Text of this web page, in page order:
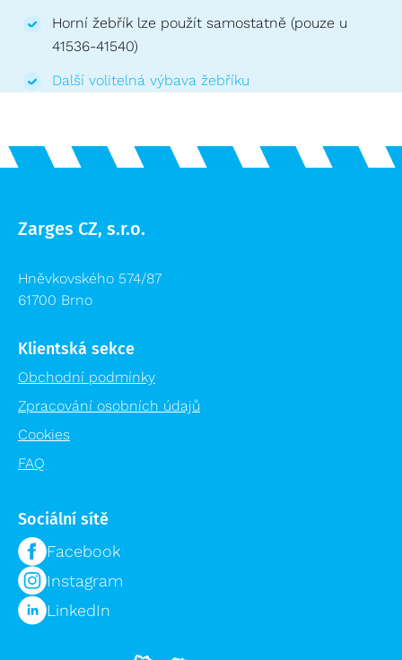
Horní žebřík lze použít samostatně (pouze u
41536-41540)
Další volitelná výbava žebříku
Zarges CZ, s.r.o.
Hněvkovského 574/87
61700 Brno
Klientská sekce
Obchodní podmínky
Zpracování osobních údajů
Cookies
FAQ
Sociální sítě
Facebook
Instagram
LinkedIn